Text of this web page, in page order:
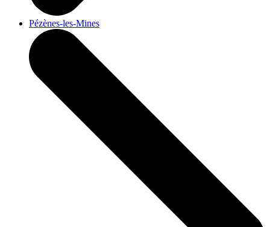
Pézènes-les-Mines